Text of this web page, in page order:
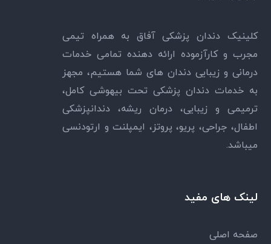
کلینیک دندان پزشکی آفاق به همراه تیمی
مجرب و کارآزموده ارائه دهنده تمامی خدمات
درمانی و زیبایی دندان های شما هستیم، مجهز
به خدمات دندان پزشکی تحت بیهوشی کامل،
ترمیمی و زیبایی، درمان ریشه، دندانپزشکی
اطفال، جراحی، پریو، پروتز، ایمپلنت و ارتودنسی
میباشد.
لینک های مفید
صفحه اصلی